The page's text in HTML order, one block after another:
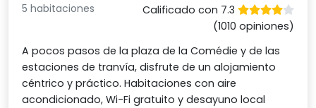
5 habitaciones
Calificado con 7.3
(1010 opiniones)
A pocos pasos de la plaza de la Comédie y de las
estaciones de tranvía, disfrute de un alojamiento
céntrico y práctico. Habitaciones con aire
acondicionado, Wi-Fi gratuito y desayuno local